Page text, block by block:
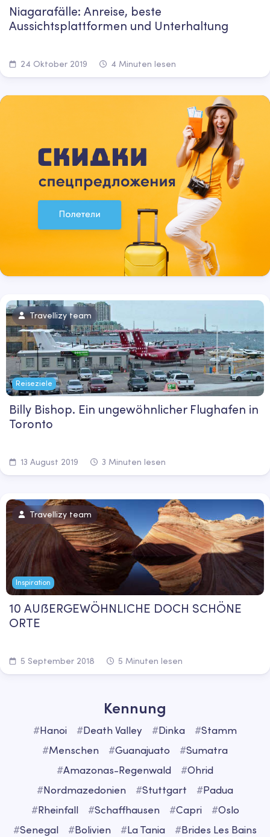
Niagarafälle: Anreise, beste
Aussichtsplattformen und Unterhaltung
24 Oktober 2019 4 Minuten lesen
Travellizy team
Reiseziele
Billy Bishop. Ein ungewöhnlicher Flughafen in
Toronto
13 August 2019 3 Minuten lesen
Travellizy team
Inspiration
10 AUßERGEWÖHNLICHE DOCH SCHÖNE
ORTE
5 September 2018 5 Minuten lesen
Kennung
#Hanoi #Death Valley #Dinka #Stamm
#Menschen #Guanajuato #Sumatra
#Amazonas-Regenwald #Ohrid
#Nordmazedonien #Stuttgart #Padua
#Rheinfall #Schaffhausen #Capri #Oslo
#Senegal #Bolivien #La Tania #Brides Les Bains